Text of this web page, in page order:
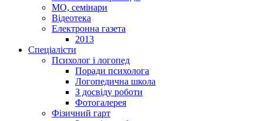
МО, семінари
Відеотека
Електронна газета
2013
Спеціалісти
Психолог і логопед
Поради психолога
Логопедична школа
З досвіду роботи
Фотогалерея
Фізичний гарт